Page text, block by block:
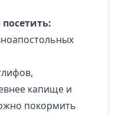
капище и
покормить